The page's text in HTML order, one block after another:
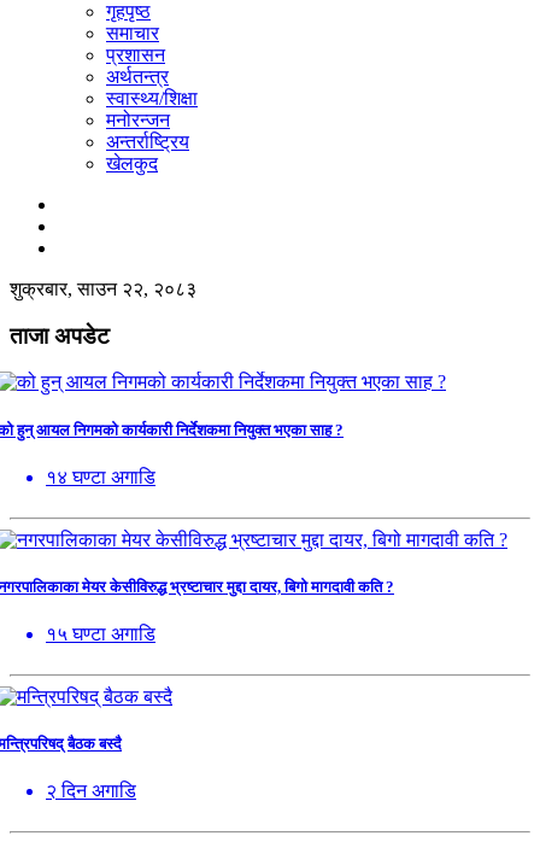
गृहपृष्ठ
समाचार
प्रशासन
अर्थतन्त्र
स्वास्थ्य/शिक्षा
मनोरन्जन
अन्तर्राष्ट्रिय
खेलकुद
शुक्रबार, साउन २२, २०८३
ताजा अपडेट
हुन् आयल निगमको कार्यकारी निर्देशकमा नियुक्त भएका साह ?
१४ घण्टा अगाडि
मेयर केसीविरुद्ध भ्रष्टाचार मुद्दा दायर, बिगो मागदावी कति ?
१५ घण्टा अगाडि
बैठक बस्दै
२ दिन अगाडि